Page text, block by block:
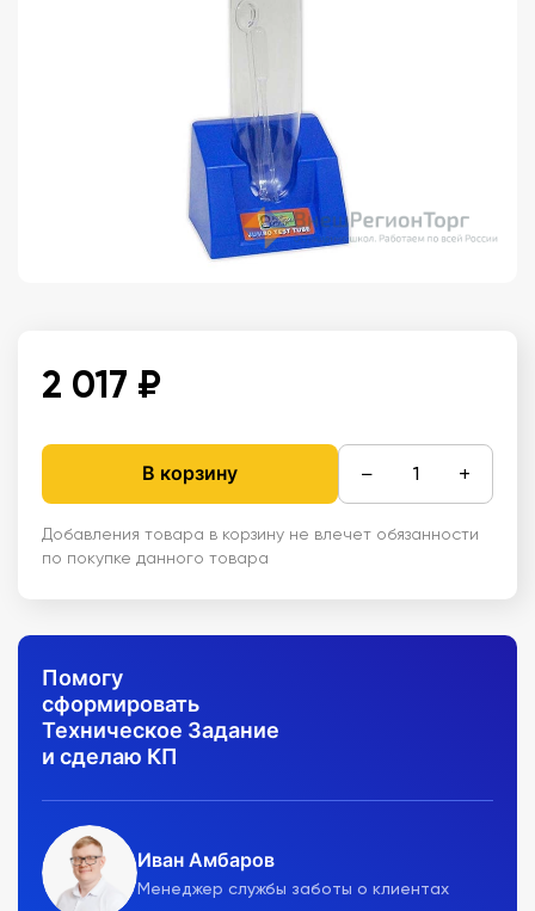
2 017 ₽
В корзину − +
Добавления товара в корзину не влечет обязанности
по покупке данного товара
Помогу
сформировать
Техническое Задание
и сделаю КП
Иван Амбаров
Менеджер службы заботы о клиентах